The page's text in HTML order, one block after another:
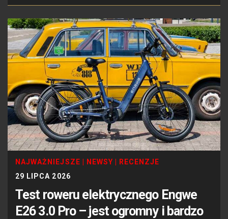
NAJWAŻNIEJSZE NEWSY
RECENZJE
29 LIPCA 2026
Test roweru elektrycznego Engwe
E26 3.0 Pro – jest ogromny i bardzo